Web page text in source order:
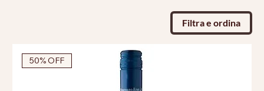
Filtra e ordina
50% OFF